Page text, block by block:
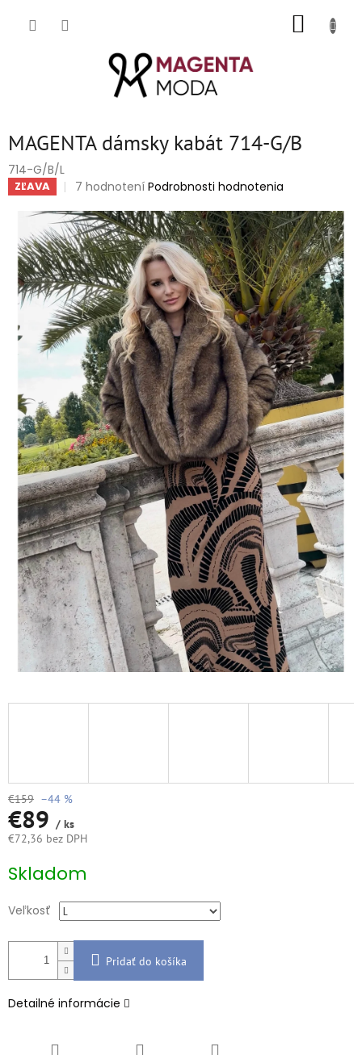
MAGENTA dámsky kabát 714-G/B
714-G/B/L
ZĽAVA
Priemerné
produktu
je
4,9
z
5
hviezdičiek.
7 hodnotení Podrobnosti hodnotenia
€159 –44 %
€89 / ks
€72,36 bez DPH
cena:
Skladom
Veľkosť
Pridať do košíka
Detailné informácie